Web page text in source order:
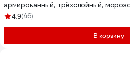
армированный, трёхслойный,
4.9(46)
В корзину